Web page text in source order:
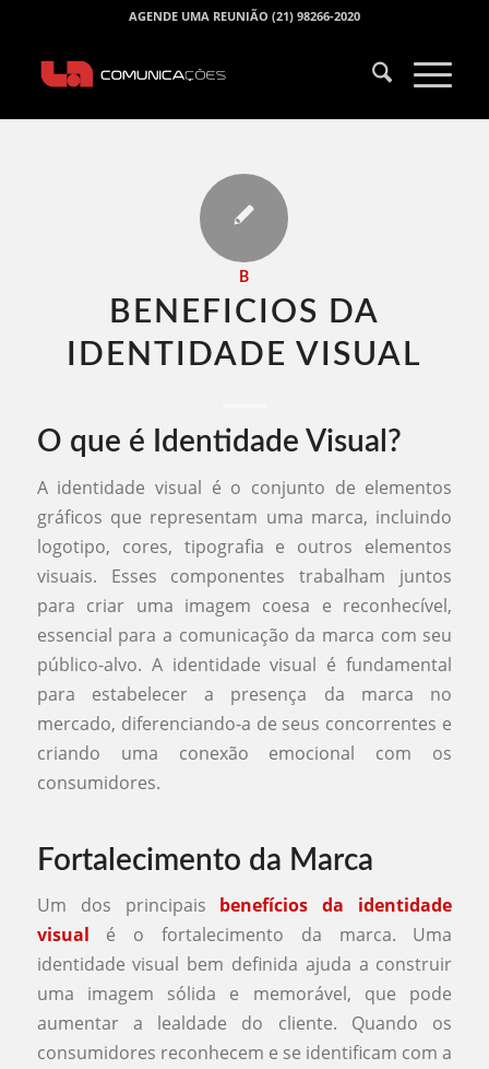
AGENDE UMA REUNIÃO (21) 98266-2020
B
BENEFICIOS DA
IDENTIDADE VISUAL​
O que é Identidade Visual?
A identidade visual é o conjunto de elementos
gráficos que representam uma marca, incluindo
logotipo, cores, tipografia e outros elementos
visuais. Esses componentes trabalham juntos
para criar uma imagem coesa e reconhecível,
essencial para a comunicação da marca com seu
público-alvo. A identidade visual é fundamental
para estabelecer a presença da marca no
mercado, diferenciando-a de seus concorrentes e
criando uma conexão emocional com os
consumidores.
Fortalecimento da Marca
Um dos principais benefícios da identidade
visual é o fortalecimento da marca. Uma
identidade visual bem definida ajuda a construir
uma imagem sólida e memorável, que pode
aumentar a lealdade do cliente. Quando os
consumidores reconhecem e se identificam com a